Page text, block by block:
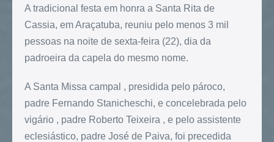
A tradicional festa em honra a Santa Rita de
Cassia, em Araçatuba, reuniu pelo menos 3 mil
pessoas na noite de sexta-feira (22), dia da
padroeira da capela do mesmo nome.
A Santa Missa campal , presidida pelo pároco,
padre Fernando Stanicheschi, e concelebrada pelo
vigário , padre Roberto Teixeira , e pelo assistente
eclesiástico, padre José de Paiva, foi precedida